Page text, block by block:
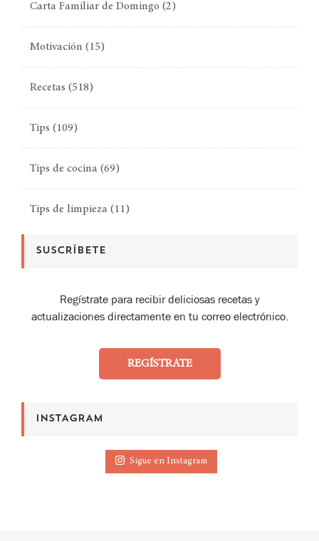
Carta Familiar de Domingo (2)
Motivación (15)
Recetas (518)
Tips (109)
Tips de cocina (69)
Tips de limpieza (11)
SUSCRÍBETE
Regístrate para recibir deliciosas recetas y
actualizaciones directamente en tu correo electrónico.
REGÍSTRATE
INSTAGRAM
Sigue en Instagram